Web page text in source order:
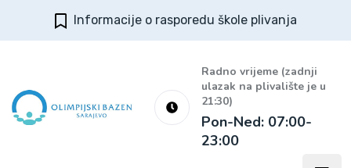
Informacije o rasporedu škole plivanja
Radno vrijeme (zadnji
ulazak na plivalište je u
21:30)
Pon-Ned: 07:00-
23:00